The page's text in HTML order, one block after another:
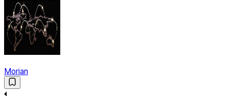
Morian